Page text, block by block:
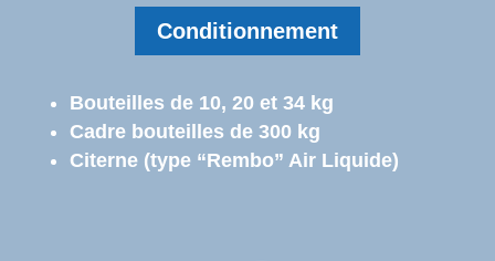
Conditionnement
Bouteilles de 10, 20 et 34 kg
Cadre bouteilles de 300 kg
Citerne (type “Rembo” Air Liquide)